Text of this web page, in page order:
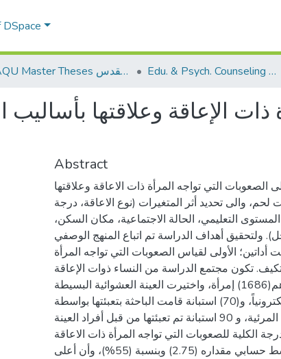
AQU Master Theses الرسائل الجامعية الخاصة بجامعة القدس Edu. & Psych. Counseling الإرشاد النفسي والتربوي
ذات الإعاقة وعلاقتها
Abstract
التي تواجه المرأة ذات الاعاقة وعلاقتها
والى تحديد أثر المتغيرات (نوع الاعاقة، درجة
التعليمي، الحالة الاجتماعية، مكان السكن،
ولتحقيق أهداف الدراسة تم اتباع المنهج الوصفي
أداتين؛ الأولى لقياس الصعوبات التي تواجه المرأة
تكون مجتمع الدراسة من النساء ذوات الإعاقة
في محافظة بيت لحم البالغ عددهم(1686) إمرأة، واختيرت العينة العشوائية البسيطة
من (160) إمرأة جمعت الكترونياً، و(70) استبانة قامت الباحثة بتعبئتها بواسطة
خاصية المكالمة المرئية، و 90 استبانة تم تعبئتها من قبل أفراد العينة.
الكلية للصعوبات التي تواجه المرأة ذات الاعاقة
جاءت بدرجة متوسطة، بمتوسط حسابي مقداره (2.75) وبنسبة (55%)، وأن أعلى